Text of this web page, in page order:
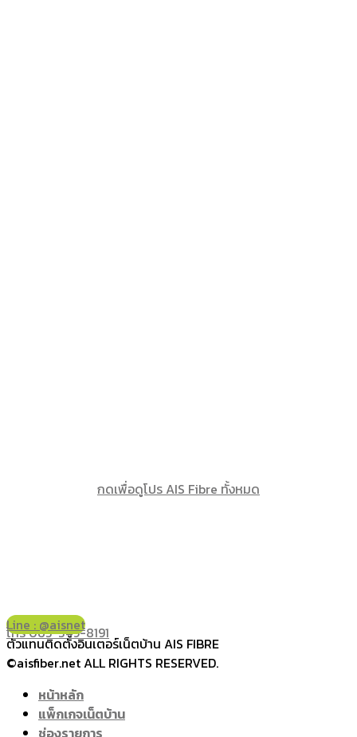
กดเพื่อดูโปร AIS Fibre ทั้งหมด
โทร 065-349-8191
Line : @aisnet
ตัวแทนติดตั้งอินเตอร์เน็ตบ้าน AIS FIBRE
©aisfiber.net ALL RIGHTS RESERVED.
หน้าหลัก
แพ็กเกจเน็ตบ้าน